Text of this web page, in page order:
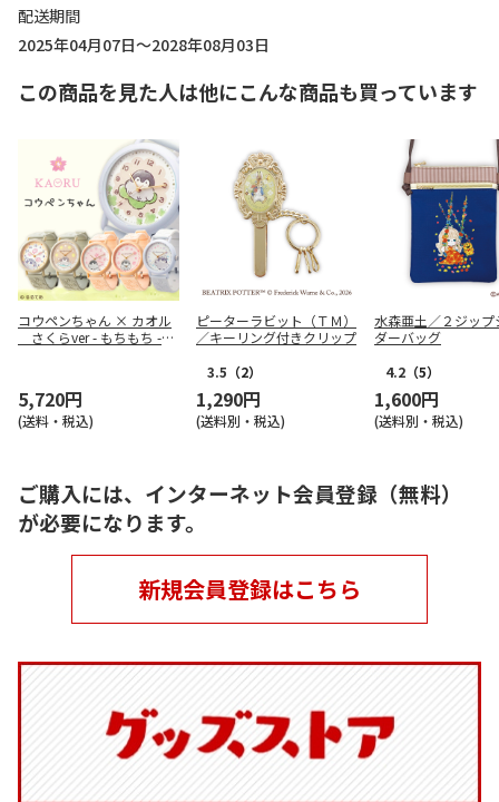
配送期間
2025年04月07日～2028年08月03日
この商品を見た人は他にこんな商品も買っています
コウペンちゃん × カオル
さくらver - もちもち -
5,720円
(送料・税込)
ピーターラビット（ＴＭ）
／キーリング付きクリップ
3.5 （2）
1,290円
(送料別・税込)
水森亜土／２ジップ
ダーバッグ
4.2 （5）
1,600円
(送料別・税込)
ご購入には、インターネット会員登録（無料）
が必要になります。
新規会員登録はこちら